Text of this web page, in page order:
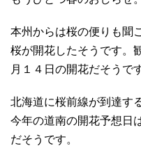
本州からは桜の便りも聞
桜が開花したそうです。
月１４日の開花だそうで
北海道に桜前線が到達す
今年の道南の開花予想日
だそうです。